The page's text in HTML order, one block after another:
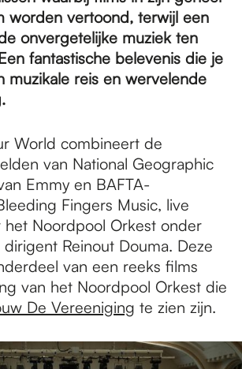
e
p
a
g
e
worden vertoond, terwijl een
onvergetelijke muziek ten
fantastische belevenis die je
muzikale reis en wervelende
World combineert de
van National Geographic
Emmy en BAFTA-
Fingers Music, live
Noordpool Orkest onder
Reinout Douma. Deze
van een reeks films
van het Noordpool Orkest die
De Vereeniging te zien zijn.